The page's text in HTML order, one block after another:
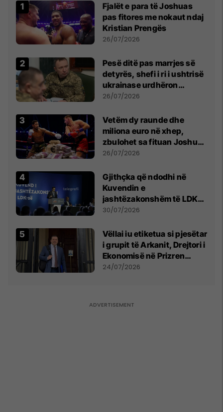
Fjalët e para të Joshuas
pas fitores me nokaut ndaj
Kristian Prengës
26/07/2026
Pesë ditë pas marrjes së
detyrës, shefi i ri i ushtrisë
ukrainase urdhëron
kontroll të madh
26/07/2026
Vetëm dy raunde dhe
miliona euro në xhep,
zbulohet sa fituan Joshua
e Prenga
26/07/2026
Gjithçka që ndodhi në
Kuvendin e
jashtëzakonshëm të LDK-
së
30/07/2026
Vëllai iu etiketua si pjesëtar
i grupit të Arkanit, Drejtori i
Ekonomisë në Prizren
mohon pretendimet
24/07/2026